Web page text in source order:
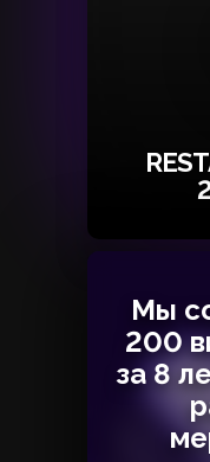
Мы
200
за 8
Мы
200
за 8